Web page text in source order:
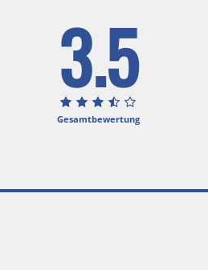
3.5
Gesamtbewertung